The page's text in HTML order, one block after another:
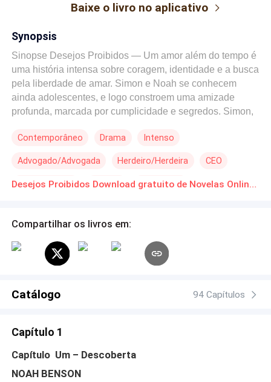
Baixe o livro no aplicativo
Synopsis
Sinopse Desejos Proibidos — Um amor além do tempo é
uma história intensa sobre coragem, identidade e a busca
pela liberdade de amar. Simon e Noah se conhecem
ainda adolescentes, e logo constroem uma amizade
profunda, marcada por cumplicidade e segredos. Simon,
em Noah não apenas acolhimento, mas também o
preconceitos e o próprio medo de ser quem é. Ao longo
dos anos, os dois enfrentam uma série de obstáculos: a
para o amor. Separados à força por interesses e orgulho,
deixam de lutar por sua verdade. Entre idas e vindas,
reencontros e despedidas, eles precisam decidir se vale
que nunca morreu. Em meio a batalhas judiciais,
que resistir é também construir. Com o apoio de amigos,
a ser apagado, eles transformam dor em projeto,
preconceito em acolhimento, e escrevem juntos uma
Contemporâneo Drama Intenso
Advogado/Advogada Herdeiro/Herdeira CEO
Amor Proibido Traição Reviravolta Desejos Proibidos Download gratuito de Novelas Online em PDF
Compartilhar os livros em:
Catálogo 94 Capítulos
Capítulo 1
Capítulo Um – Descoberta
NOAH BENSON